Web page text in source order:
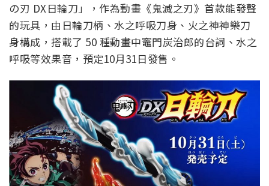
の刃 DX日輪刀」，作為動畫《鬼滅之刃》首款能發聲
的玩具，由日輪刀柄、水之呼吸刀身、火之神神樂刀
身構成，搭載了 50 種動畫中竈門炭治郎的台詞、水之
呼吸等效果音，預定10月31日發售。